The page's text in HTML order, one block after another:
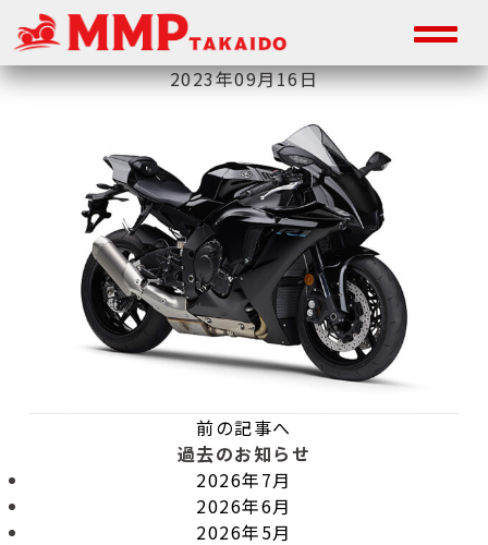
2023年09月16日
前の記事へ
過去のお知らせ
2026年7月
2026年6月
2026年5月